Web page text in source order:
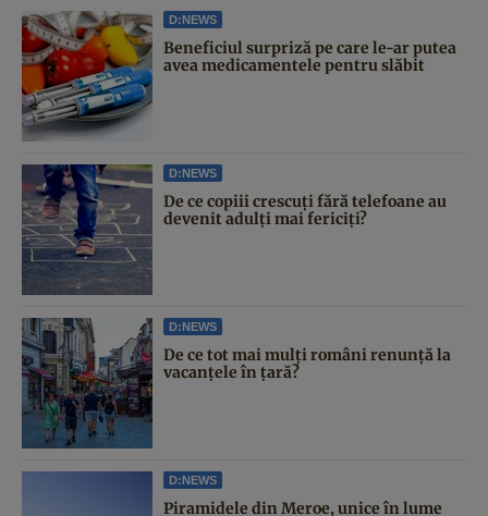
D:NEWS
Beneficiul surpriză pe care le-ar putea
avea medicamentele pentru slăbit
D:NEWS
De ce copiii crescuți fără telefoane au
devenit adulți mai fericiți?
D:NEWS
De ce tot mai mulți români renunță la
vacanțele în țară?
D:NEWS
Piramidele din Meroe, unice în lume